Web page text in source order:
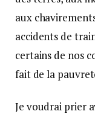
aux
accidents de
certains de nos
fait de la
Je voudrai prier